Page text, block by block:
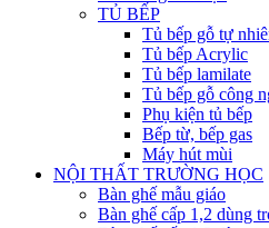
TỦ BẾP
Tủ bếp gỗ tự
Tủ bếp Acrylic
Tủ bếp lamilate
Tủ bếp gỗ công
Phụ kiện tủ bếp
Bếp từ, bếp gas
Máy hút mùi
NỘI THẤT TRƯỜNG HỌC
Bàn ghế mẫu giáo
Bàn ghế cấp 1,2 dùng